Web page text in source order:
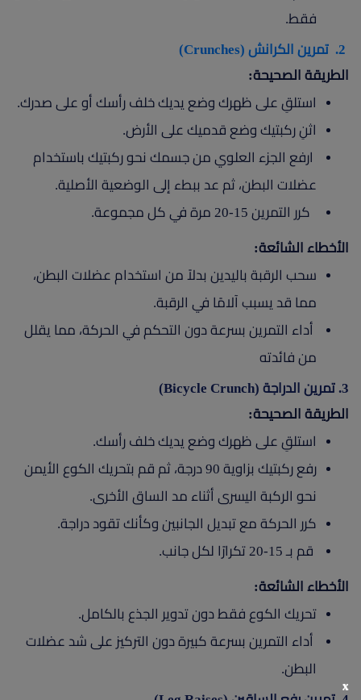
فقط.
الطريقة الصحيحة:
استلقِ على ظهرك وضع يديك خلف رأسك أو على صدرك.
اثنِ ركبتيك وضع قدميك على الأرض.
ارفع الجزء العلوي من جسمك نحو ركبتيك باستخدام
عضلات البطن، ثم عد ببطء إلى الوضعية الأصلية.
كرر التمرين 15-20 مرة في كل مجموعة.
الأخطاء الشائعة:
سحب الرقبة باليدين بدلاً من استخدام عضلات البطن،
مما قد يسبب آلامًا في الرقبة.
أداء التمرين بسرعة دون التحكم في الحركة، مما يقلل
من فائدته
3. تمرين الدراجة (Bicycle Crunch)
الطريقة الصحيحة:
استلقِ على ظهرك وضع يديك خلف رأسك.
رفع ركبتيك بزاوية 90 درجة، ثم قم بتحريك الكوع الأيمن
نحو الركبة اليسرى أثناء مد الساق الأخرى.
كرر الحركة مع تبديل الجانبين وكأنك تقود دراجة.
قم بـ 15-20 تكرارًا لكل جانب.
الأخطاء الشائعة:
تحريك الكوع فقط دون تدوير الجذع بالكامل.
أداء التمرين بسرعة كبيرة دون التركيز على شد عضلات
البطن.
x